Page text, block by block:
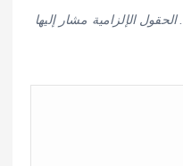
الحقول الإلزامية مشار إليها